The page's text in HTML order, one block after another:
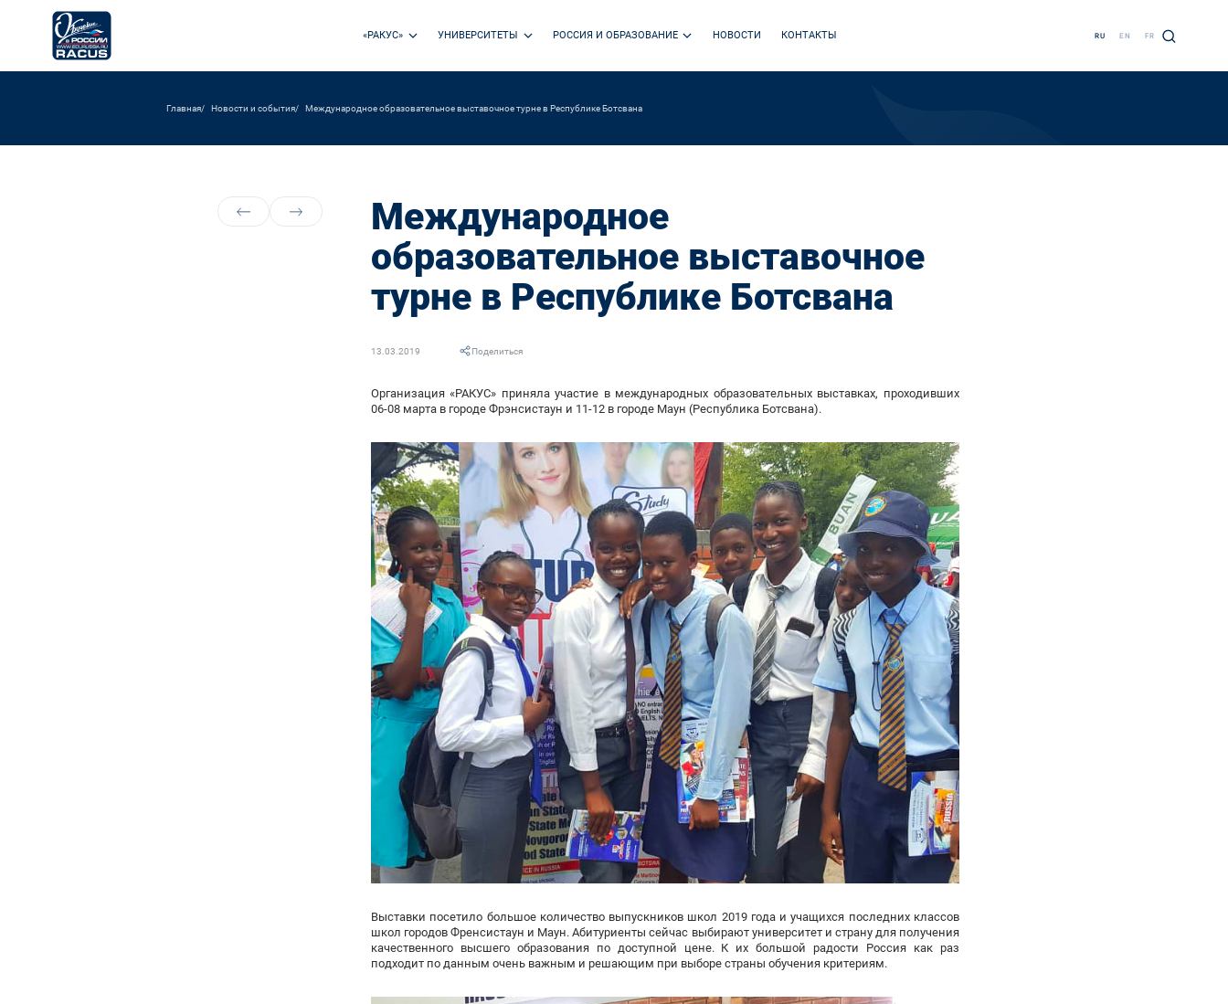
«РАКУС» УНИВЕРСИТЕТЫ РОССИЯ И ОБРАЗОВАНИЕ НОВОСТИ КОНТАКТЫ RU EN FR
Главная Новости и события Международное образовательное выставочное турне в Республике Ботсвана
Международное
образовательное выставочное
турне в Республике Ботсвана
13.03.2019 Поделиться
Организация «РАКУС» приняла участие в международных образовательных выставках, проходивших
06-08 марта в городе Фрэнсистаун и 11-12 в городе Маун (Республика Ботсвана).
Выставки посетило большое количество выпускников школ 2019 года и учащихся последних классов
школ городов Френсистаун и Маун. Абитуриенты сейчас выбирают университет и страну для получения
качественного высшего образования по доступной цене. К их большой радости Россия как раз
подходит по данным очень важным и решающим при выборе страны обучения критериям.